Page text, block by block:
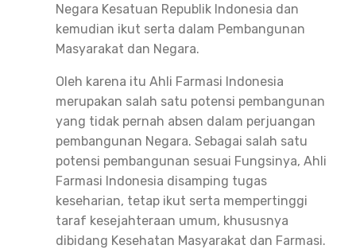
Negara Kesatuan Republik Indonesia dan
kemudian ikut serta dalam Pembangunan
Masyarakat dan Negara.
Oleh karena itu Ahli Farmasi Indonesia
merupakan salah satu potensi pembangunan
yang tidak pernah absen dalam perjuangan
pembangunan Negara. Sebagai salah satu
potensi pembangunan sesuai Fungsinya, Ahli
Farmasi Indonesia disamping tugas
keseharian, tetap ikut serta mempertinggi
taraf kesejahteraan umum, khususnya
dibidang Kesehatan Masyarakat dan Farmasi.